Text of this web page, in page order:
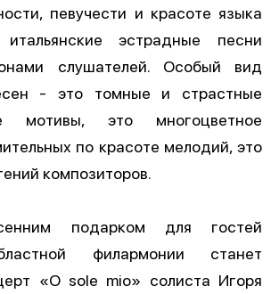
певучести и красоте языка
эстрадные песни
слушателей. Особый вид
- это томные и страстные
мотивы, это многоцветное
по красоте мелодий, это
композиторов.
подарком для гостей
филармонии станет
«O sole mio» солиста Игоря